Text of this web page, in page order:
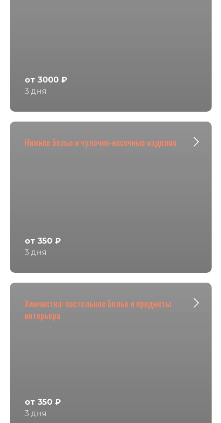
от 3000 ₽
3 дня
Нижнее белье и чулочно-носочные изделия
от 350 ₽
3 дня
Химчистка: постельное белье и предметы
интерьера
от 350 ₽
3 дня